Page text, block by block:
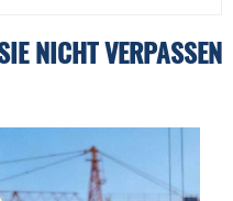
NICHT VERPASSEN